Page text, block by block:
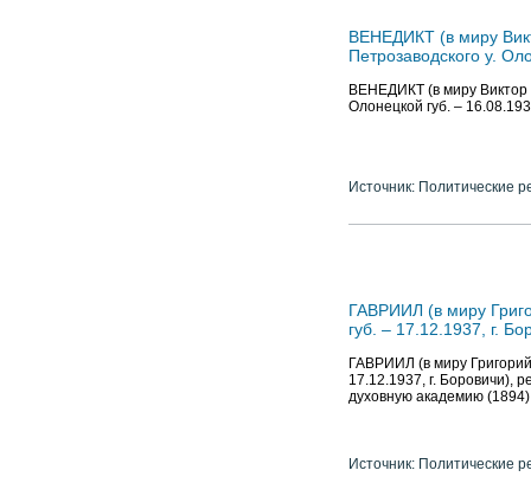
ВЕНЕДИКТ (в миру
Петрозаводского у.
ВЕНЕДИКТ (в миру Виктор
Олонецкой губ. –
Источник: Политические
ГАВРИИЛ (в миру
губ. – 17.12.1937, г.
ГАВРИИЛ (в миру
17.12.1937, г. Боровичи),
духовную академию
Источник: Политические